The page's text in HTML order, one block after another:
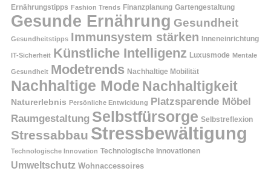
Ernährungstipps Fashion Trends Finanzplanung Gartengestaltung
Gesunde Ernährung Gesundheit
Gesundheitstipps Immunsystem stärken Inneneinrichtung
IT-Sicherheit Künstliche Intelligenz Luxusmode Mentale
Gesundheit Modetrends Nachhaltige Mobilität
Nachhaltige Mode Nachhaltigkeit
Naturerlebnis Persönliche Entwicklung Platzsparende Möbel
Raumgestaltung Selbstfürsorge Selbstreflexion
Stressabbau Stressbewältigung
Technologische Innovation Technologische Innovationen
Umweltschutz Wohnaccessoires